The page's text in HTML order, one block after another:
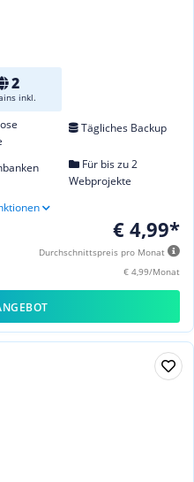
2
inkl.
Tägliches Backup
Für bis zu 2
Webprojekte
€ 4,99*
Durchschnittspreis pro Monat
€ 4,99/Monat